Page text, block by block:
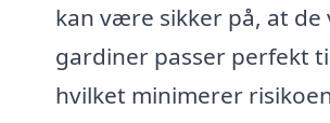
kan være sikker på, at de
gardiner passer perfekt
hvilket minimerer